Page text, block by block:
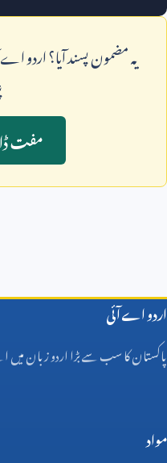
يہ مضمون پسند آيا؟ اردو
مفت
اردو اے آئی
پاکستان کا سب سے بڑا اردو زبان
مواد